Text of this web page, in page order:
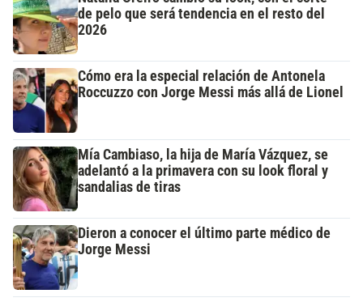
de pelo que será tendencia en el resto del
2026
Cómo era la especial relación de Antonela
Roccuzzo con Jorge Messi más allá de Lionel
Mía Cambiaso, la hija de María Vázquez, se
adelantó a la primavera con su look floral y
sandalias de tiras
Dieron a conocer el último parte médico de
Jorge Messi